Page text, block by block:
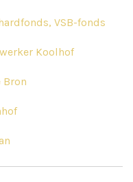
VSB-fonds
Koolhof
Bron